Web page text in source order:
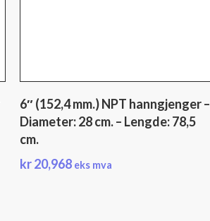
6″ (152,4 mm.) NPT hanngjenger –
Diameter: 28 cm. – Lengde: 78,5
cm.
kr20,968 eks mva